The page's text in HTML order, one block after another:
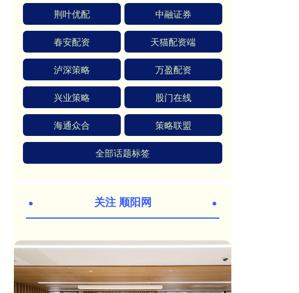
荆叶优配 中融证券
春安配资 天猫配资端
泸深策略 万盈配资
兴业策略 股门在线
海通众合 策略联盟
全部话题标签
关注 顺阳网